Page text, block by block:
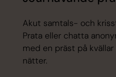
Akut samtals- och
Prata eller chatta
med en präst på kvällar
nätter.